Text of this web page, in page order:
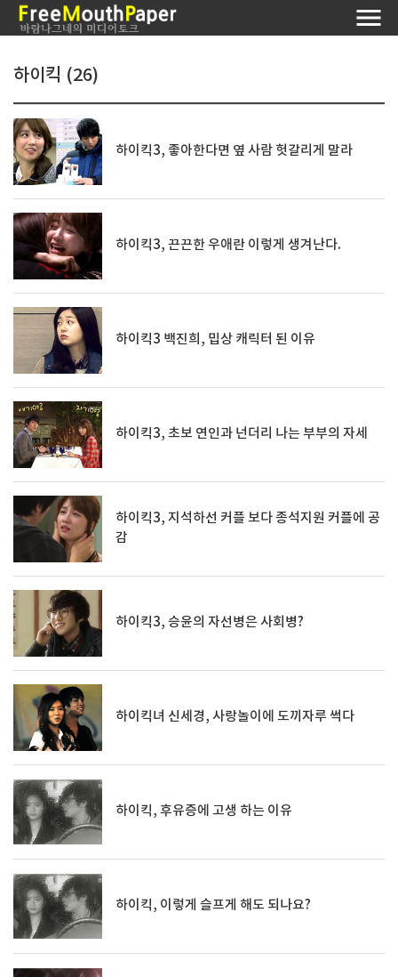
하이킥 (26)
하이킥3, 좋아한다면 옆 사람 헛갈리게 말라
하이킥3, 끈끈한 우애란 이렇게 생겨난다.
하이킥3 백진희, 밉상 캐릭터 된 이유
하이킥3, 초보 연인과 넌더리 나는 부부의 자세
하이킥3, 지석하선 커플 보다 종석지원 커플에 공
감
하이킥3, 승윤의 자선병은 사회병?
하이킥녀 신세경, 사랑놀이에 도끼자루 썩다
하이킥, 후유증에 고생 하는 이유
하이킥, 이렇게 슬프게 해도 되나요?